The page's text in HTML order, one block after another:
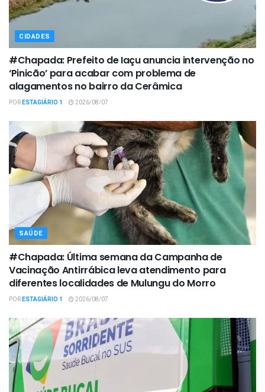
CIDADES
#Chapada: Prefeito de Iaçu anuncia intervenção no
‘Pinicão’ para acabar com problema de
alagamentos no bairro da Cerâmica
PORESTAGIÁRIO 1 2026/08/07
SAÚDE
#Chapada: Última semana da Campanha de
Vacinação Antirrábica leva atendimento para
diferentes localidades de Mulungu do Morro
PORESTAGIÁRIO 1 2026/08/07